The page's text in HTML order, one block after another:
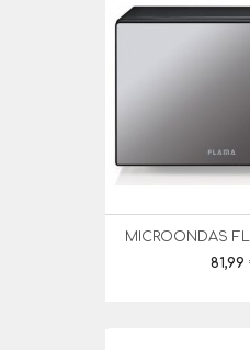
MICROONDAS
Preço
81,99